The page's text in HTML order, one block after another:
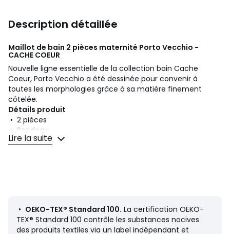
Description détaillée
Maillot de bain 2 pièces maternité Porto Vecchio -
CACHE COEUR
Nouvelle ligne essentielle de la collection bain Cache
Coeur, Porto Vecchio a été dessinée pour convenir à
toutes les morphologies grâce à sa matière finement
côtelée.
Détails produit
• 2 pièces
• Bandeau
• Bretelles fixes
Composition et Entretien
• 90% polyamide, 10% élasthanne
Lire la suite
• OEKO-TEX® Standard 100. La certification OEKO-
TEX® Standard 100 contrôle les substances nocives
des produits textiles via un label indépendant et